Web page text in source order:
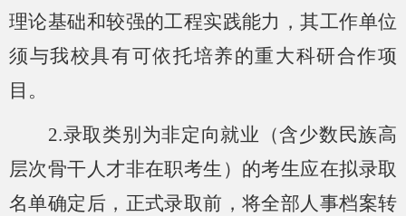
理论基础和较强的工程实践能力，其工作单位
须与我校具有可依托培养的重大科研合作项
目。
2.录取类别为非定向就业（含少数民族高
层次骨干人才非在职考生）的考生应在拟录取
名单确定后，正式录取前，将全部人事档案转